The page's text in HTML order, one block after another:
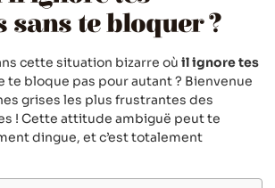
sans te bloquer ?
cette situation bizarre où il ignore tes
te bloque pas pour autant ? Bienvenue
grises les plus frustrantes des
! Cette attitude ambiguë peut te
dingue, et c’est totalement